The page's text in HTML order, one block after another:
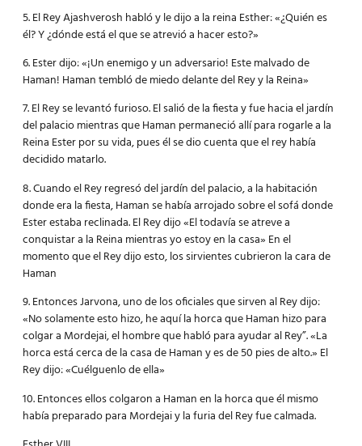
5. El Rey Ajashverosh habló y le dijo a la reina Esther: «¿Quién es
él? Y ¿dónde está el que se atrevió a hacer esto?»
6. Ester dijo: «¡Un enemigo y un adversario! Este malvado de
Haman! Haman tembló de miedo delante del Rey y la Reina»
7. El Rey se levantó furioso. El salió de la fiesta y fue hacia el jardín
del palacio mientras que Haman permaneció allí para rogarle a la
Reina Ester por su vida, pues él se dio cuenta que el rey había
decidido matarlo.
8. Cuando el Rey regresó del jardín del palacio, a la habitación
donde era la fiesta, Haman se había arrojado sobre el sofá donde
Ester estaba reclinada. El Rey dijo «El todavía se atreve a
conquistar a la Reina mientras yo estoy en la casa» En el
momento que el Rey dijo esto, los sirvientes cubrieron la cara de
Haman
9. Entonces Jarvona, uno de los oficiales que sirven al Rey dijo:
«No solamente esto hizo, he aquí la horca que Haman hizo para
colgar a Mordejai, el hombre que habló para ayudar al Rey”. «La
horca está cerca de la casa de Haman y es de 50 pies de alto.» El
Rey dijo: «Cuélguenlo de ella»
10. Entonces ellos colgaron a Haman en la horca que él mismo
había preparado para Mordejai y la furia del Rey fue calmada.